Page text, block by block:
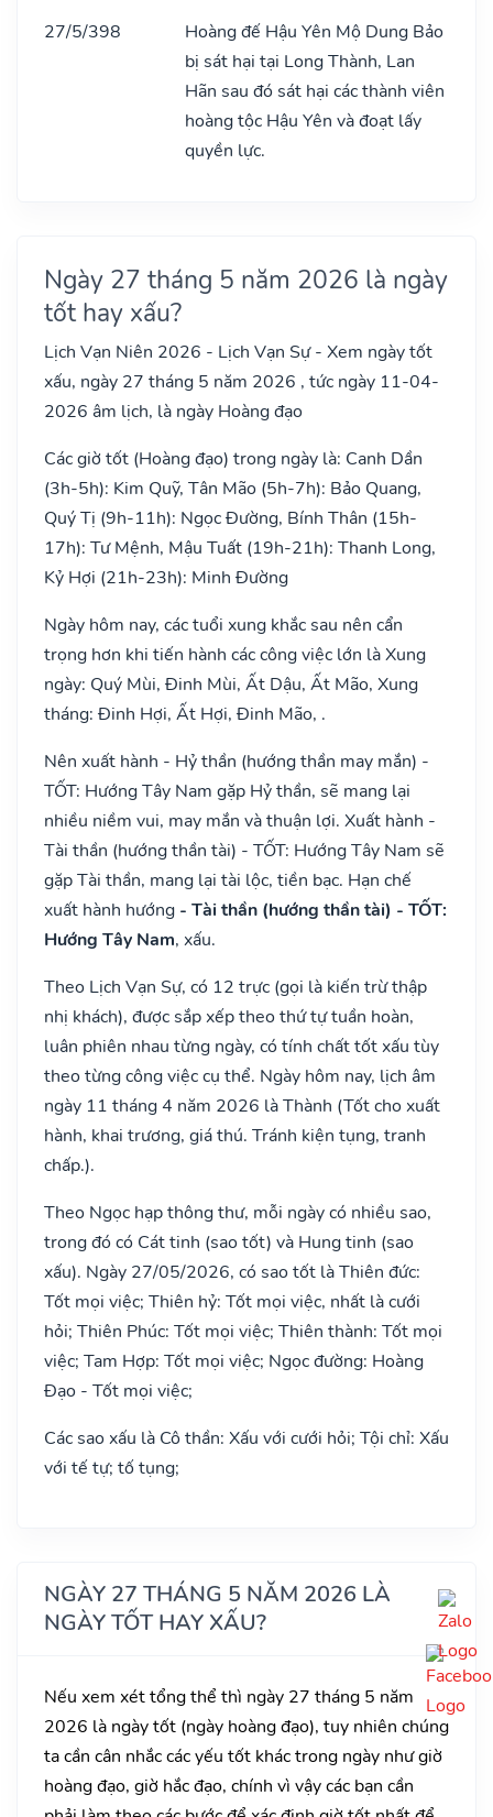
27/5/398
Hoàng đế Hậu Yên Mộ Dung Bảo
bị sát hại tại Long Thành, Lan
Hãn sau đó sát hại các thành viên
hoàng tộc Hậu Yên và đoạt lấy
quyền lực.
Ngày 27 tháng 5 năm 2026 là ngày
tốt hay xấu?
Lịch Vạn Niên 2026 - Lịch Vạn Sự - Xem ngày tốt
xấu, ngày 27 tháng 5 năm 2026 , tức ngày 11-04-
2026 âm lịch, là ngày Hoàng đạo
Các giờ tốt (Hoàng đạo) trong ngày là: Canh Dần
(3h-5h): Kim Quỹ, Tân Mão (5h-7h): Bảo Quang,
Quý Tị (9h-11h): Ngọc Đường, Bính Thân (15h-
17h): Tư Mệnh, Mậu Tuất (19h-21h): Thanh Long,
Kỷ Hợi (21h-23h): Minh Đường
Ngày hôm nay, các tuổi xung khắc sau nên cẩn
trọng hơn khi tiến hành các công việc lớn là Xung
ngày: Quý Mùi, Đinh Mùi, Ất Dậu, Ất Mão, Xung
tháng: Đinh Hợi, Ất Hợi, Đinh Mão, .
Nên xuất hành - Hỷ thần (hướng thần may mắn) -
TỐT: Hướng Tây Nam gặp Hỷ thần, sẽ mang lại
nhiều niềm vui, may mắn và thuận lợi. Xuất hành -
Tài thần (hướng thần tài) - TỐT: Hướng Tây Nam sẽ
gặp Tài thần, mang lại tài lộc, tiền bạc. Hạn chế
xuất hành hướng - Tài thần (hướng thần tài) - TỐT:
Hướng Tây Nam, xấu.
Theo Lịch Vạn Sự, có 12 trực (gọi là kiến trừ thập
nhị khách), được sắp xếp theo thứ tự tuần hoàn,
luân phiên nhau từng ngày, có tính chất tốt xấu tùy
theo từng công việc cụ thể. Ngày hôm nay, lịch âm
ngày 11 tháng 4 năm 2026 là Thành (Tốt cho xuất
hành, khai trương, giá thú. Tránh kiện tụng, tranh
chấp.).
Theo Ngọc hạp thông thư, mỗi ngày có nhiều sao,
trong đó có Cát tinh (sao tốt) và Hung tinh (sao
xấu). Ngày 27/05/2026, có sao tốt là Thiên đức:
Tốt mọi việc; Thiên hỷ: Tốt mọi việc, nhất là cưới
hỏi; Thiên Phúc: Tốt mọi việc; Thiên thành: Tốt mọi
việc; Tam Hợp: Tốt mọi việc; Ngọc đường: Hoàng
Đạo - Tốt mọi việc;
Các sao xấu là Cô thần: Xấu với cưới hỏi; Tội chỉ: Xấu
với tế tự; tố tụng;
NGÀY 27 THÁNG 5 NĂM 2026 LÀ
NGÀY TỐT HAY XẤU?
Nếu xem xét tổng thể thì ngày 27 tháng 5 năm
2026 là ngày tốt (ngày hoàng đạo), tuy nhiên chúng
ta cần cân nhắc các yếu tốt khác trong ngày như giờ
hoàng đạo, giờ hắc đạo, chính vì vậy các bạn cần